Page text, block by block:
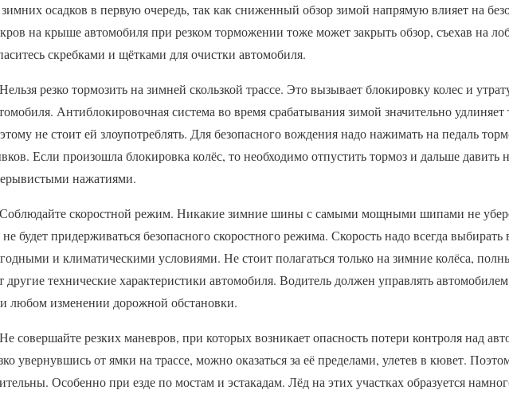
осадков в первую очередь, так как сниженный обзор зимой напрямую влияет на
на крыше автомобиля при резком торможении тоже может закрыть обзор, съехав на
скребками и щётками для очистки автомобиля.
резко тормозить на зимней скользкой трассе. Это вызывает блокировку колес и
Антиблокировочная система во время срабатывания зимой значительно удлиняет
не стоит ей злоупотреблять. Для безопасного вождения надо нажимать на педаль
Если произошла блокировка колёс, то необходимо отпустить тормоз и дальше давить
нажатиями.
скоростной режим. Никакие зимние шины с самыми мощными шипами не
будет придерживаться безопасного скоростного режима. Скорость надо всегда выбирать
и климатическими условиями. Не стоит полагаться только на зимние колёса,
другие технические характеристики автомобиля. Водитель должен управлять
любом изменении дорожной обстановки.
совершайте резких маневров, при которых возникает опасность потери контроля над
увернувшись от ямки на трассе, можно оказаться за её пределами, улетев в кювет.
Особенно при езде по мостам и эстакадам. Лёд на этих участках образуется